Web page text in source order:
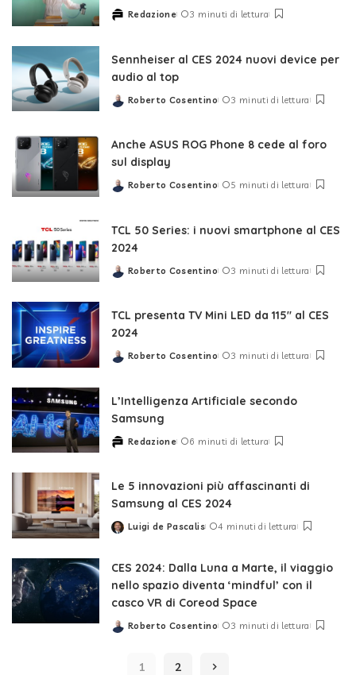
Posted
Redazione 3 minuti di lettura
Sennheiser al CES 2024 nuovi device per
audio al top
Posted
Roberto Cosentino 3 minuti di lettura
Anche ASUS ROG Phone 8 cede al foro
sul display
Posted
Roberto Cosentino 5 minuti di lettura
TCL 50 Series: i nuovi smartphone al CES
2024
Posted
Roberto Cosentino 3 minuti di lettura
TCL presenta TV Mini LED da 115″ al CES
2024
Posted
Roberto Cosentino 3 minuti di lettura
L’Intelligenza Artificiale secondo
Samsung
Posted
Redazione 6 minuti di lettura
Le 5 innovazioni più affascinanti di
Samsung al CES 2024
Posted
Luigi de Pascalis 4 minuti di lettura
CES 2024: Dalla Luna a Marte, il viaggio
nello spazio diventa ‘mindful’ con il
casco VR di Coreod Space
Posted
Roberto Cosentino 3 minuti di lettura
1 2